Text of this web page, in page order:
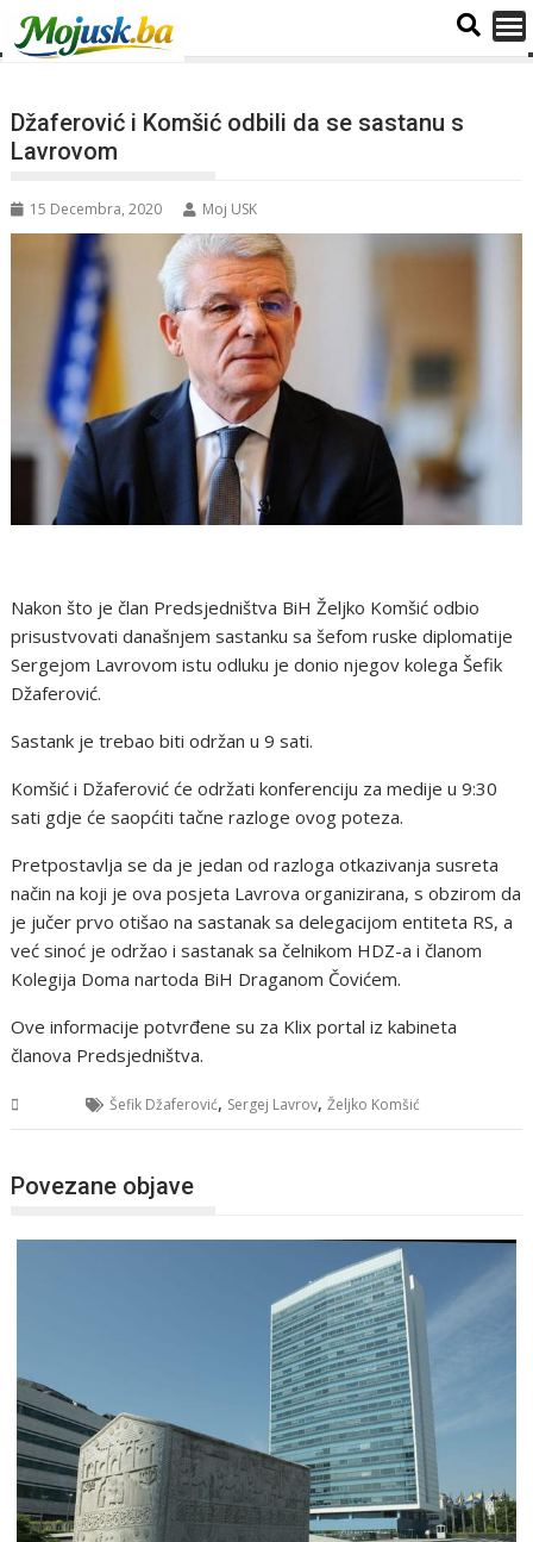
Džaferović i Komšić odbili da se sastanu s
Lavrovom
15 Decembra, 2020 Moj USK
Nakon što je član Predsjedništva BiH Željko Komšić odbio
prisustvovati današnjem sastanku sa šefom ruske diplomatije
Sergejom Lavrovom istu odluku je donio njegov kolega Šefik
Džaferović.
Sastank je trebao biti održan u 9 sati.
Komšić i Džaferović će održati konferenciju za medije u 9:30
sati gdje će saopćiti tačne razloge ovog poteza.
Pretpostavlja se da je jedan od razloga otkazivanja susreta
način na koji je ova posjeta Lavrova organizirana, s obzirom da
je jučer prvo otišao na sastanak sa delegacijom entiteta RS, a
već sinoć je održao i sastanak sa čelnikom HDZ-a i članom
Kolegija Doma nartoda BiH Draganom Čovićem.
Ove informacije potvrđene su za Klix portal iz kabineta
članova Predsjedništva.
Šefik Džaferović, Sergej Lavrov,Željko Komšić
Povezane objave